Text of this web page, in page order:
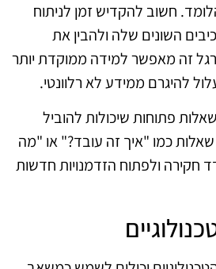
חשוב להקדיש זמן לניתוח
השונים שלה ולהבין את
זה מאפשר למידה ממוקדת יותר
להיגרם ממידע לא רלוונטי.
פתוחות שיכולות להוביל
כמו "איך זה עובד?" או "מה
חקירה ולפתוח הזדמנויות חדשות